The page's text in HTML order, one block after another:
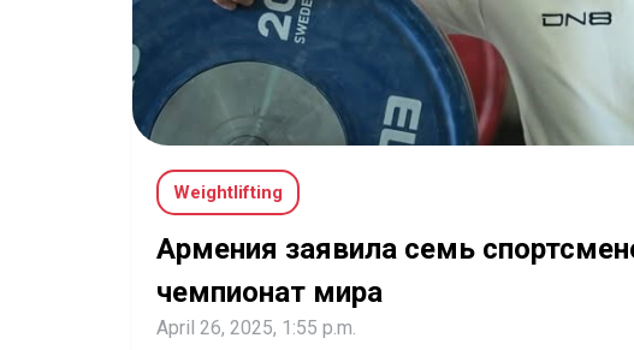
Weightlifting
Армения заявила семь
чемпионат мира
April 26, 2025, 1:55 p.m.